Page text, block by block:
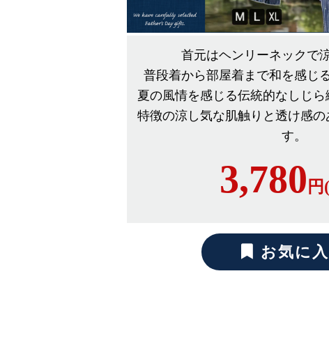
首元はヘンリーネックで
普段着から部屋着まで和を感じ
夏の風情を感じる伝統的なしじ
特徴の涼し気な肌触りと透け感
す。
3,780
お気に